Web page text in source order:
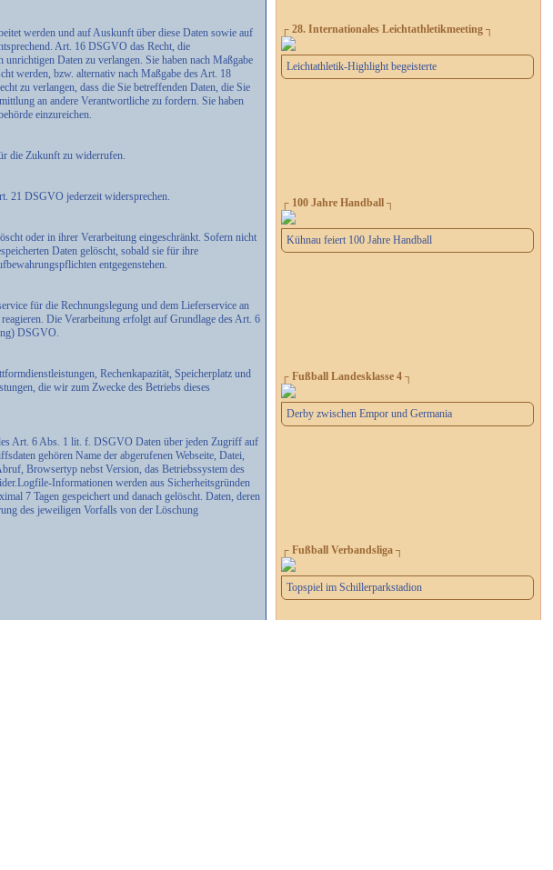
werden und auf Auskunft über diese Daten sowie auf
Art. 16 DSGVO das Recht, die
Daten zu verlangen. Sie haben nach Maßgabe
werden, bzw. alternativ nach Maßgabe des Art. 18
zu verlangen, dass die Sie betreffenden Daten, die Sie
an andere Verantwortliche zu fordern. Sie haben
einzureichen.
die Zukunft zu widerrufen.
21 DSGVO jederzeit widersprechen.
oder in ihrer Verarbeitung eingeschränkt. Sofern nicht
Daten gelöscht, sobald sie für ihre
entgegenstehen.
für die Rechnungslegung und dem Lieferservice an
Die Verarbeitung erfolgt auf Grundlage des Art. 6
DSGVO.
Rechenkapazität, Speicherplatz und
die wir zum Zwecke des Betriebs dieses
Art. 6 Abs. 1 lit. f. DSGVO Daten über jeden Zugriff auf
gehören Name der abgerufenen Webseite, Datei,
Browsertyp nebst Version, das Betriebssystem des
Informationen werden aus Sicherheitsgründen
7 Tagen gespeichert und danach gelöscht. Daten, deren
des jeweiligen Vorfalls von der Löschung
┌ 28. Internationales Leichtathletikmeeting ┐
Leichtathletik-Highlight begeisterte
┌ 100 Jahre Handball ┐
Kühnau feiert 100 Jahre Handball
┌ Fußball Landesklasse 4 ┐
Derby zwischen Empor und Germania
┌ Fußball Verbandsliga ┐
Topspiel im Schillerparkstadion